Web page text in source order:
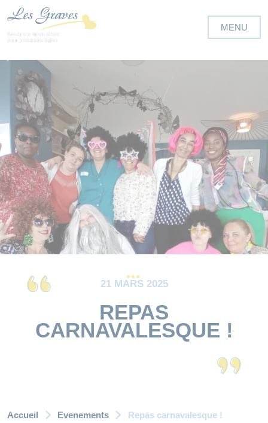
21 MARS 2025
REPAS
CARNAVALESQUE !
Accueil Evenements Repas carnavalesque !
Panneau de gestion des cookies